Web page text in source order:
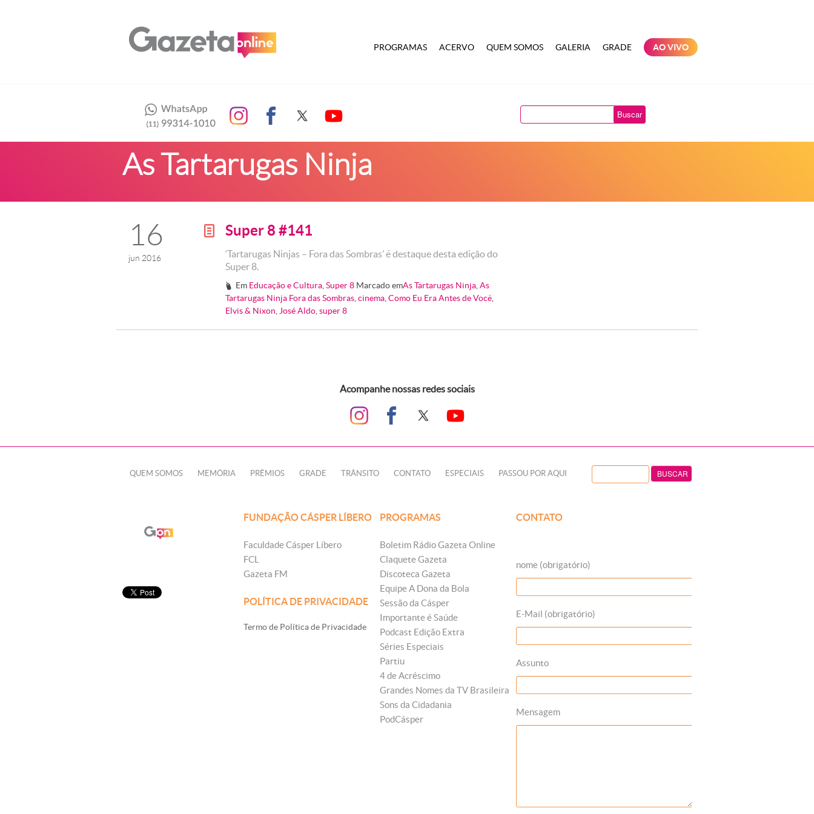
PROGRAMAS ACERVO QUEM SOMOS GALERIA GRADE AO VIVO
Buscar
As Tartarugas Ninja
16
jun 2016
g Super 8 #141
‘Tartarugas Ninjas – Fora das Sombras’ é destaque desta edição do
Super 8.
# Em Educação e Cultura ,Super 8 Marcado emAs Tartarugas Ninja ,As
Tartarugas Ninja Fora das Sombras cinema Como Eu Era Antes de Você
Elvis & Nixon José Aldo super 8
Acompanhe nossas redes sociais
QUEM SOMOS MEMÓRIA PRÊMIOS GRADE TRÂNSITO CONTATO ESPECIAIS PASSOU POR AQUI
FUNDAÇÃO CÁSPER LÍBERO
Faculdade Cásper Líbero
FCL
Gazeta FM
POLÍTICA DE PRIVACIDADE
Termo de Política de Privacidade
PROGRAMAS
Boletim Rádio Gazeta Online
Claquete Gazeta
Discoteca Gazeta
Equipe A Dona da Bola
Sessão da Cásper
Importante é Saúde
Podcast Edição Extra
Séries Especiais
Partiu
4 de Acréscimo
Grandes Nomes da TV Brasileira
Sons da Cidadania
PodCásper
CONTATO
nome (obrigatório)
E-Mail (obrigatório)
Assunto
Mensagem